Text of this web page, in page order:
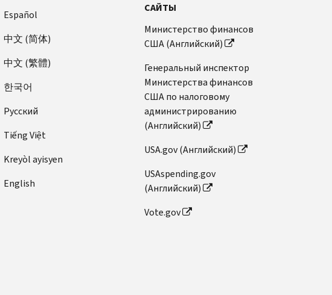
Español
中文 (简体)
中文 (繁體)
한국어
Pусский
Tiếng Việt
Kreyòl ayisyen
English
САЙТЫ
Министерство финансов
США (Английский)
Генеральный инспектор
Министерства финансов
США по налоговому
администрированию
(Английский)
USA.gov (Английский)
USAspending.gov
(Английский)
Vote.gov